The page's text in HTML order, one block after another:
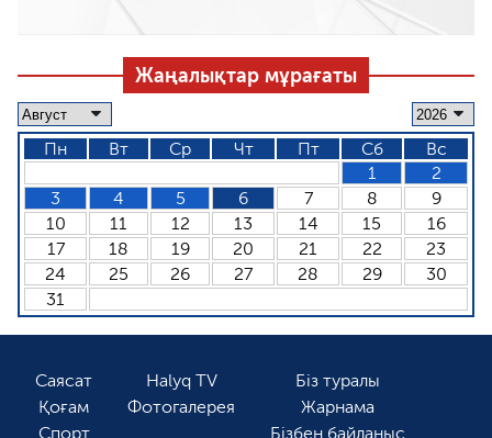
Жаңалықтар мұрағаты
Пн Вт Ср Чт Пт Сб
Вс
1
2
3
4 5 6 7 8
9
10
11 12 13 14 15
16
17
18 19 20 21 22
23
24
25 26 27 28 29
30
31
Саясат
Қоғам
Спорт
Halyq TV
Фотогалерея
Біз туралы
Жарнама
Бізбен байланыс